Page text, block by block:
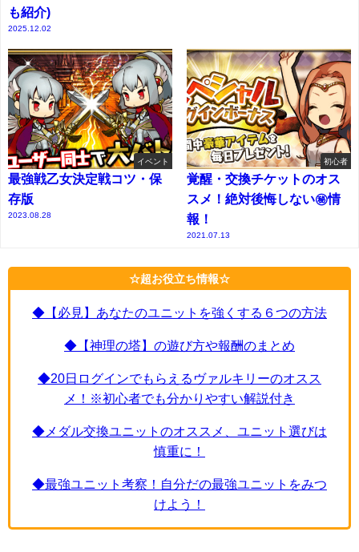
も紹介)
2025.12.02
イベント
最強戦乙女決定戦コツ・保
存版
2023.08.28
初心者
覚醒・交換チケットのオス
スメ！絶対後悔しない㊙情
報！
2021.07.13
☆超お役立ち情報☆
◆【必見】あなたのユニットを強くする６つの方法
◆【神理の塔】の遊び方や報酬のまとめ
◆20日ログインでもらえるヴァルキリーのオスス
メ！※初心者でも分かりやすい解説付き
◆メダル交換ユニットのオススメ、ユニット選びは
慎重に！
◆最強ユニット考察！自分だの最強ユニットをみつ
けよう！